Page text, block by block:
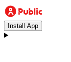
Install App